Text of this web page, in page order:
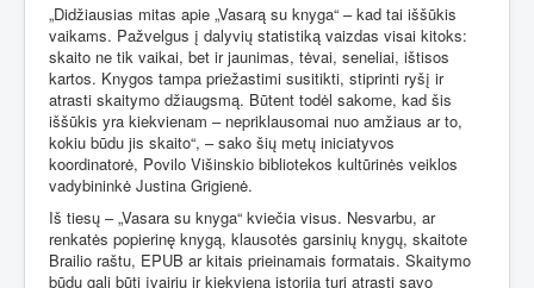
„Didžiausias mitas apie „Vasarą su knyga“ – kad tai iššūkis
vaikams. Pažvelgus į dalyvių statistiką vaizdas visai kitoks:
skaito ne tik vaikai, bet ir jaunimas, tėvai, seneliai, ištisos
kartos. Knygos tampa priežastimi susitikti, stiprinti ryšį ir
atrasti skaitymo džiaugsmą. Būtent todėl sakome, kad šis
iššūkis yra kiekvienam – nepriklausomai nuo amžiaus ar to,
kokiu būdu jis skaito“, – sako šių metų iniciatyvos
koordinatorė, Povilo Višinskio bibliotekos kultūrinės veiklos
vadybininkė Justina Grigienė.
Iš tiesų – „Vasara su knyga“ kviečia visus. Nesvarbu, ar
renkatės popierinę knygą, klausotės garsinių knygų, skaitote
Brailio raštu, EPUB ar kitais prieinamais formatais. Skaitymo
būdų gali būti įvairių ir kiekviena istorija turi atrasti savo